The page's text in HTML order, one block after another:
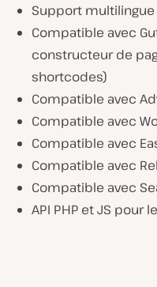
Support multilingue
Compatible avec
constructeur de
shortcodes)
Compatible avec
Compatible avec
Compatible avec
Compatible avec
Compatible avec
API PHP et JS pour